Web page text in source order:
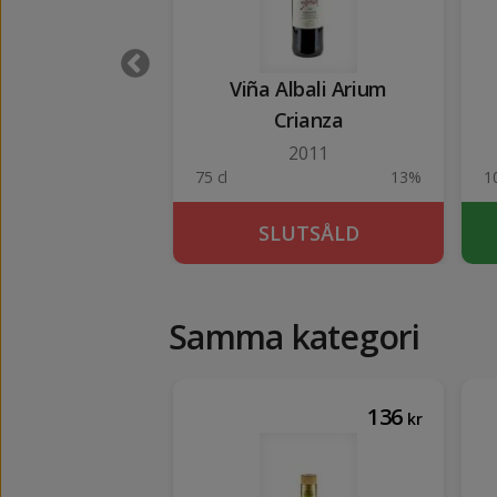
Viña Albali Arium
Crianza
2011
75 cl 13%
SLUTSÅLD
Samma kategori
136 kr